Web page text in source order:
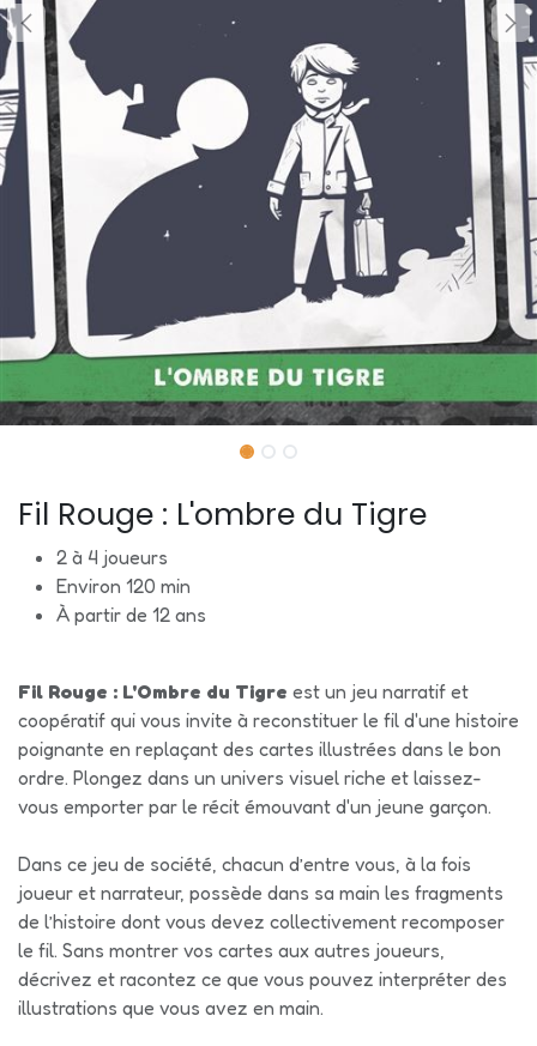
Fil Rouge : L'ombre du Tigre
2 à 4 joueurs
Environ 120 min
À partir de 12 ans
Fil Rouge : L'Ombre du Tigre est un jeu narratif et
coopératif qui vous invite à reconstituer le fil d'une histoire
poignante en replaçant des cartes illustrées dans le bon
ordre. Plongez dans un univers visuel riche et laissez-
vous emporter par le récit émouvant d'un jeune garçon.
Dans ce jeu de société, chacun d’entre vous, à la fois
joueur et narrateur, possède dans sa main les fragments
de l’histoire dont vous devez collectivement recomposer
le fil. Sans montrer vos cartes aux autres joueurs,
décrivez et racontez ce que vous pouvez interpréter des
illustrations que vous avez en main.